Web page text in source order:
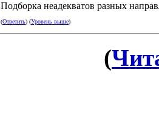
Подборка неадекватов разных
(Ответить) (Уровень выше)
(